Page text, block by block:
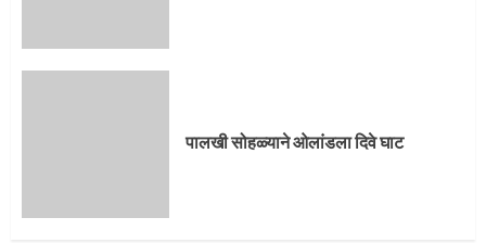
पालखी सोहळ्याने ओलांडला दिवे घाट